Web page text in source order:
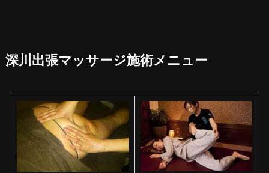
深川出張マッサージ施術メニュー